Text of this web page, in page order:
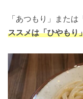
「あつもり」または
ススメは「ひやもり